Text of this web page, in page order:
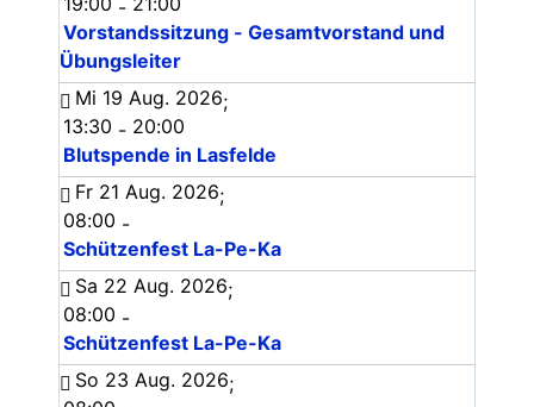
-
Vorstandssitzung - Gesamtvorstand und
Übungsleiter
Mi 19 Aug. 2026;
13:30 - 20:00
Blutspende in Lasfelde
Fr 21 Aug. 2026;
08:00 -
Schützenfest La-Pe-Ka
Sa 22 Aug. 2026;
08:00 -
Schützenfest La-Pe-Ka
So 23 Aug. 2026;